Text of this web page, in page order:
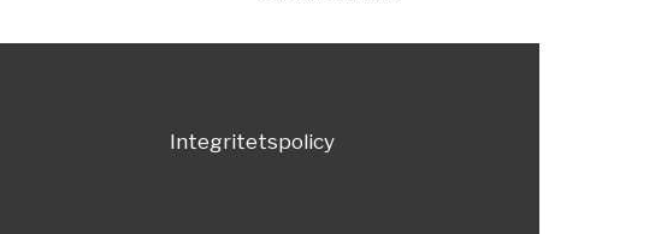
Integritetspolicy